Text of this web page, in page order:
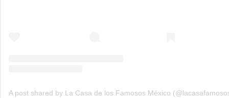
A post shared by La Casa de los Famosos México